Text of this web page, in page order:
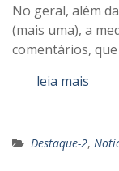
No geral, além
(mais uma), a
comentários,
leia mais
Destaque-2,